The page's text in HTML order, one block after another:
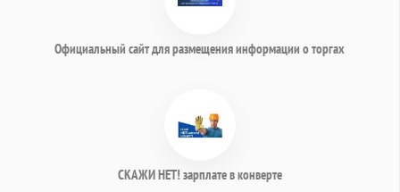
Официальный сайт для размещения информации о торгах
СКАЖИ НЕТ! зарплате в конверте